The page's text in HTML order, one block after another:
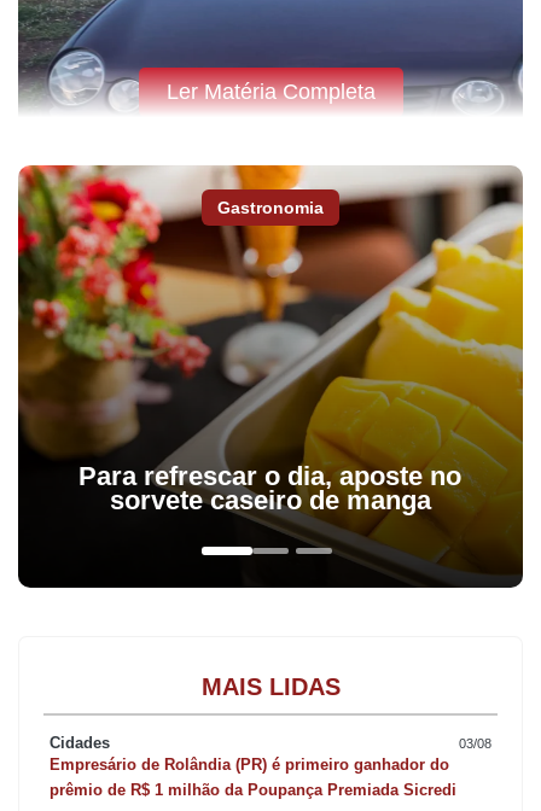
Fique por dentro do que acontece em Apucarana,
Arapongas e região,
assine a Tribuna do Norte.
Um mestre de obras de 40 anos foi assassinado a facadas em
perfurações de faca no tórax, pescoço e costas.
Mais tarde, a Polícia Militar (PM) recuperou um Volkswagen Polo
(foto) abandonado na zona rural da cidade. O veículo, que
Ler Matéria Completa
Gastronomia
Para refrescar o dia, aposte no
sorvete caseiro de manga
MAIS LIDAS
Cidades 03/08
Empresário de Rolândia (PR) é primeiro ganhador do
prêmio de R$ 1 milhão da Poupança Premiada Sicredi